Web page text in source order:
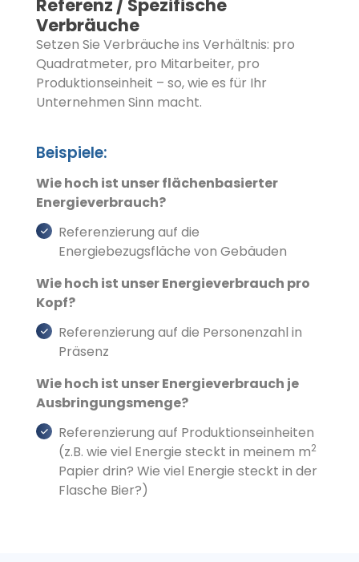
Referenz / Spezifische
Verbräuche
Setzen Sie Verbräuche ins Verhältnis: pro
Quadratmeter, pro Mitarbeiter, pro
Produktionseinheit – so, wie es für Ihr
Unternehmen Sinn macht.
Beispiele:
Wie hoch ist unser flächenbasierter
Energieverbrauch?
Referenzierung auf die
Energiebezugsfläche von Gebäuden
Wie hoch ist unser Energieverbrauch pro
Kopf?
Referenzierung auf die Personenzahl in
Präsenz
Wie hoch ist unser Energieverbrauch je
Ausbringungsmenge?
Referenzierung auf Produktionseinheiten
(z.B. wie viel Energie steckt in meinem m2
Papier drin? Wie viel Energie steckt in der
Flasche Bier?)